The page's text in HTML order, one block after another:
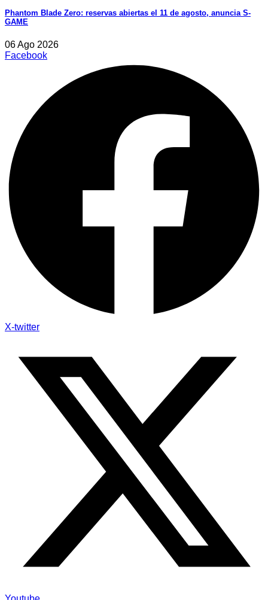
Phantom Blade Zero: reservas abiertas el 11 de agosto, anuncia S-
GAME
06 Ago 2026
Facebook
X-twitter